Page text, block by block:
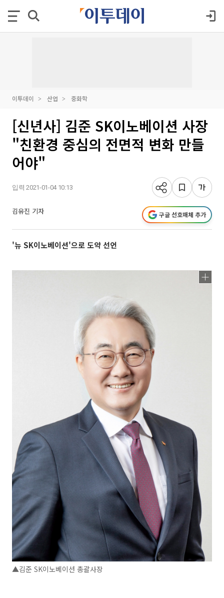
이투데이 산업 중화학
[신년사] 김준 SK이노베이션 사장
"친환경 중심의 전면적 변화 만들
어야"
입력 2021-01-04 10:13
김유진 기자 구글 선호매체 추가
'뉴 SK이노베이션'으로 도약 선언
▲김준 SK이노베이션 총괄사장